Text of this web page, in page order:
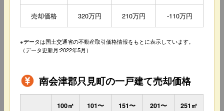
売却価格 320万円 210万円 -110万円
※データは国土交通省の不動産取引価格情報をもとに表示しています。
（データ更新月:2022年5月）
南会津郡只見町の一戸建て売却価格
100㎡
101〜
151〜
201〜
251㎡